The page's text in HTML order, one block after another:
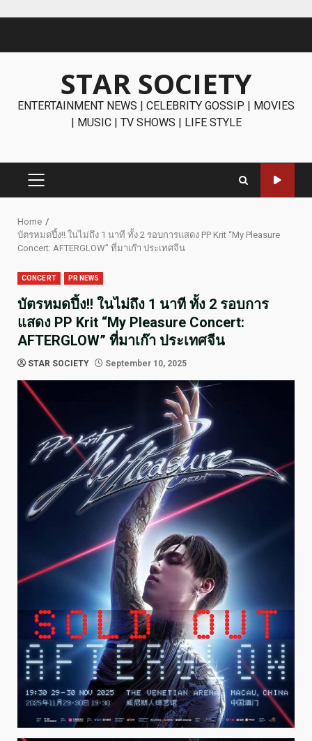
STAR SOCIETY
ENTERTAINMENT NEWS | CELEBRITY GOSSIP | MOVIES
| MUSIC | TV SHOWS | LIFE STYLE
PRIMARY
Home
บัตรหมดปึ้ง!! ในไม่ถึง 1 นาที ทั้ง 2 รอบการแสดง PP Krit “My Pleasure
Concert: AFTERGLOW” ที่มาเก๊า ประเทศจีน
CONCERT PR NEWS
บัตรหมดปึ้ง!! ในไม่ถึง 1 นาที ทั้ง 2 รอบการ
แสดง PP Krit “My Pleasure Concert:
AFTERGLOW” ที่มาเก๊า ประเทศจีน
STAR SOCIETY September 10, 2025